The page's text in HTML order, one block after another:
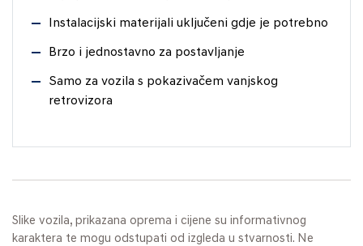
Instalacijski materijali uključeni gdje je potrebno
Brzo i jednostavno za postavljanje
Samo za vozila s pokazivačem vanjskog
retrovizora
Slike vozila, prikazana oprema i cijene su informativnog
karaktera te mogu odstupati od izgleda u stvarnosti. Ne